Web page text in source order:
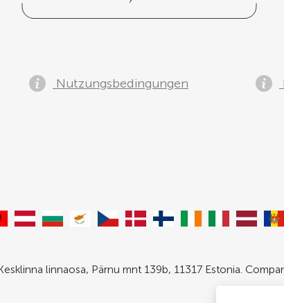
Nutzungsbedingungen
linnaosa, Pärnu mnt 139b, 11317 Estonia.